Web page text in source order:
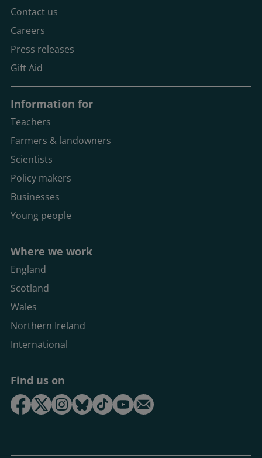
Contact us
Careers
Press releases
Gift Aid
Information for
Teachers
Farmers & landowners
Scientists
Policy makers
Businesses
Young people
Where we work
England
Scotland
Wales
Northern Ireland
International
Find us on